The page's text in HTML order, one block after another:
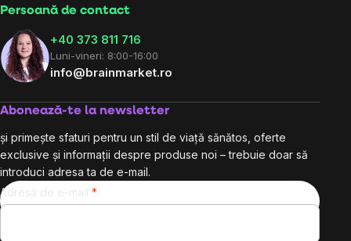
Persoană de contact
+40 373 811 716
Luni-vineri: 8:00-16:00
info@brainmarket.ro
Abonează-te la newsletter
și primește sfaturi pentru un stil de viață sănătos, oferte
exclusive și informații despre produse noi – trebuie doar să
introduci adresa ta de e-mail.
Adresă de e-mail